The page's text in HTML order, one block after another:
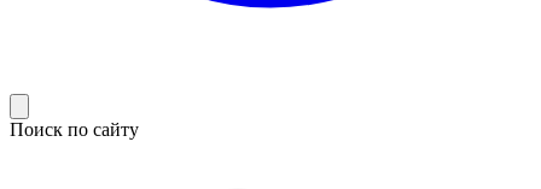
Поиск по сайту